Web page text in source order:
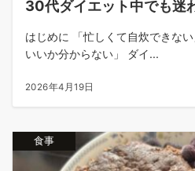
30代ダイエット中でも迷
はじめに 「忙しくて自炊できな
いいか分からない」 ダイ...
2026年4月19日
食事